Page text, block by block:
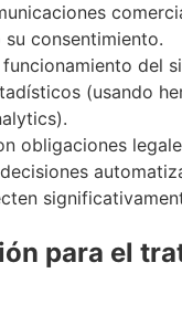
su consentimiento.
del
(usando
obligaciones
para el